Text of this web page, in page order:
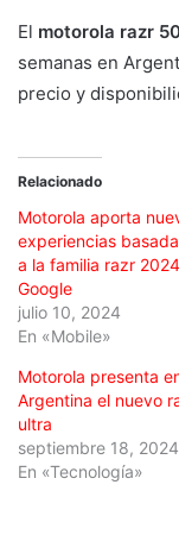
El motorola razr
semanas en
precio y
Relacionado
Motorola aporta
experiencias
a la familia razr
Google
julio 10, 2024
En «Mobile»
Motorola presenta
Argentina el nuevo
ultra
septiembre 18, 2024
En «Tecnología»